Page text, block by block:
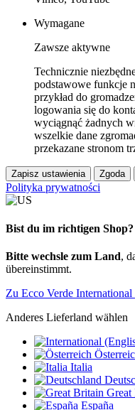
Wymagane
Zawsze aktywne
Technicznie
podstawowe funkcje
przykład do
logowania się do
wyciągnąć żadnych
wszelkie dane
przekazane stronom
Zapisz ustawienia Zgoda
Polityka prywatności
Bist du im richtigen Shop?
Bitte wechsle zum Land,
übereinstimmt.
Zu Ecco Verde
Anderes Lieferland wählen
Italia
Great
España